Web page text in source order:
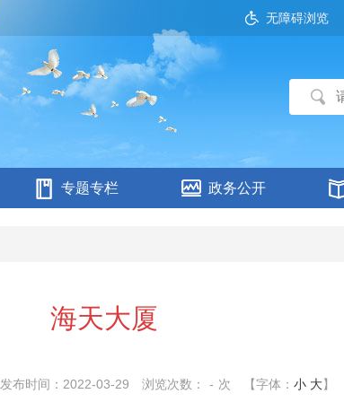
无障碍浏览
专题专栏 政务公开
海天大厦
发布时间：2022-03-29 浏览次数： - 次 【字体： 小 大】